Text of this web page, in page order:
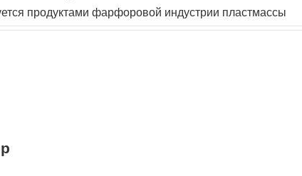
продуктами фарфоровой индустрии пластмассы